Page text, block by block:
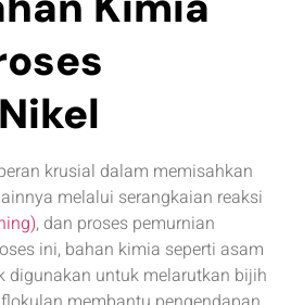
krusial dalam memisahkan
melalui serangkaian reaksi
, dan proses pemurnian
ini, bahan kimia seperti asam
digunakan untuk melarutkan bijih